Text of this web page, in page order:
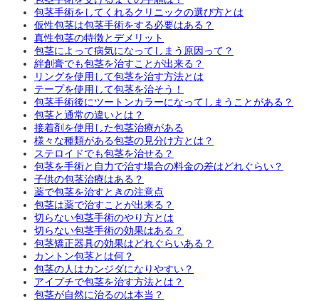
包茎手術をしてくれるクリニックの選び方とは
仮性包茎は包茎手術をする必要はある？
真性包茎の特徴とデメリット
包茎によって病気になってしまう原因って？
絆創膏でも包茎を治すことが出来る？
リングを使用して包茎を治す方法とは
テープを使用して包茎を治そう！
包茎手術後にツートンカラーになってしまうことがある？
包茎と通常の違いとは？
接着剤を使用した包茎治療がある
様々な種類がある包茎の見分け方とは？
ステロイドでも包茎を治せる？
包茎を手術と自力で治す場合の料金の差はどれぐらい？
子供の包茎治療はある？
薬で包茎を治すときの注意点
包茎は薬で治すことが出来る？
切らない包茎手術のやり方とは
切らない包茎手術の効果はある？
包茎矯正器具の効果はどれぐらいある？
カントン包茎とは何？
包茎の人はカンジダになりやすい？
アイプチで包茎を治す方法とは？
包茎が自然に治るのは本当？